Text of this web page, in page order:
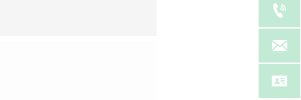


